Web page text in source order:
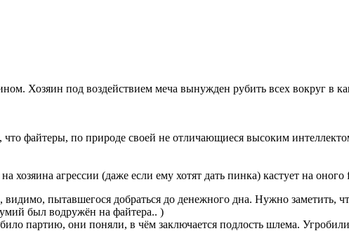
Хозяин под воздействием меча вынужден рубить всех вокруг в
файтеры, по природе своей не отличающиеся высоким
агрессии (даже если ему хотят дать пинка) кастует на
пытавшегося добраться до денежного дна. Нужно заметить,
был водружён на файтера.. )
партию, они поняли, в чём заключается подлость шлема.